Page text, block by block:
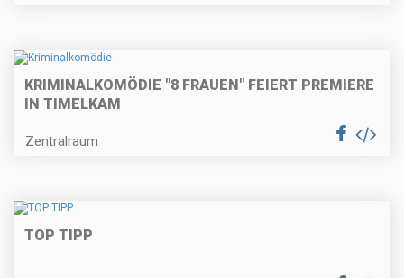
KRIMINALKOMÖDIE "8 FRAUEN" FEIERT PREMIERE
IN TIMELKAM
Zentralraum
TOP TIPP